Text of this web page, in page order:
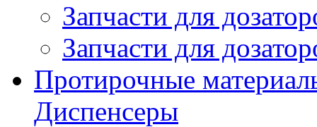
Запчасти для
Запчасти для
Протирочные
Диспенсеры